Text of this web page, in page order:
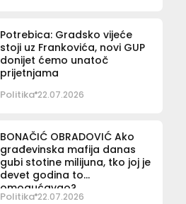
Potrebica: Gradsko vijeće
stoji uz Frankovića, novi GUP
donijet ćemo unatoč
prijetnjama
Politika 22.07.2026
BONAČIĆ OBRADOVIĆ Ako
građevinska mafija danas
gubi stotine milijuna, tko joj je
devet godina to
omogućavao?
Politika 22.07.2026